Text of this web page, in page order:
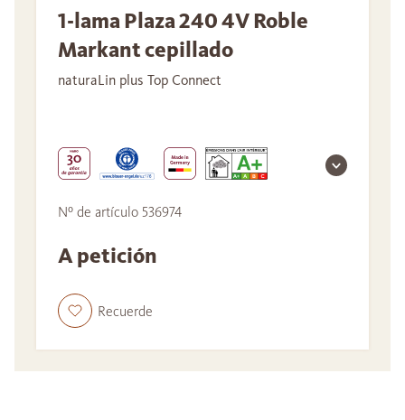
1-lama Plaza 240 4V Roble
Markant cepillado
naturaLin plus Top Connect
Nº de artículo 536974
A petición
Recuerde